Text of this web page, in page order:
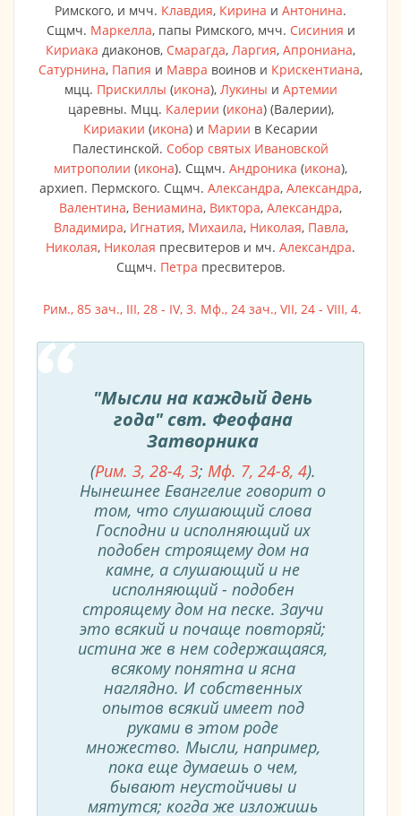
Римского, и мчч. Клавдия, Кирина и Антонина.
Сщмч. Маркелла, папы Римского, мчч. Сисиния и
Кириака диаконов, Смарагда, Ларгия, Апрониана,
Сатурнина, Папия и Мавра воинов и Крискентиана,
мцц. Прискиллы (икона), Лукины и Артемии
царевны. Мцц. Калерии (икона) (Валерии),
Кириакии (икона) и Марии в Кесарии
Палестинской. Собор святых Ивановской
митрополии (икона). Сщмч. Андроника (икона),
архиеп. Пермского. Сщмч. Александра, Александра,
Валентина, Вениамина, Виктора, Александра,
Владимира, Игнатия, Михаила, Николая, Павла,
Николая, Николая пресвитеров и мч. Александра.
Сщмч. Петра пресвитеров.
Рим., 85 зач., III, 28 - IV, 3. Мф., 24 зач., VII, 24 - VIII, 4.
"Мысли на каждый день
года" свт. Феофана
Затворника
(Рим. З, 28-4, З; Мф. 7, 24-8, 4).
Нынешнее Евангелие говорит о
том, что слушающий слова
Господни и исполняющий их
подобен строящему дом на
камне, а слушающий и не
исполняющий - подобен
строящему дом на песке. Заучи
это всякий и почаще повторяй;
истина же в нем содержащаяся,
всякому понятна и ясна
наглядно. И собственных
опытов всякий имеет под
руками в этом роде
множество. Мысли, например,
пока еще думаешь о чем,
бывают неустойчивы и
мятутся; когда же изложишь